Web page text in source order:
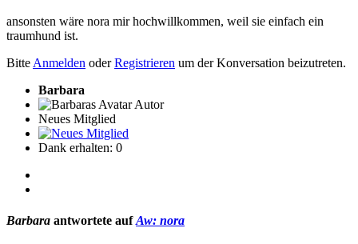
ansonsten wäre nora mir hochwillkommen, weil sie einfach ein
traumhund ist.
Bitte Anmelden oderRegistrieren um der Konversation beizutreten.
Barbara
Autor
Neues Mitglied
Dank erhalten: 0
Barbara antwortete aufAw: nora